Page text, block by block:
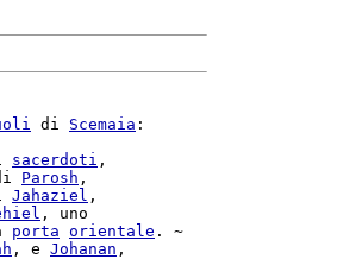
di Scemaia :
sacerdoti ,
Parosh ,
Jahaziel ,
, uno
porta orientale . ~
, e Johanan